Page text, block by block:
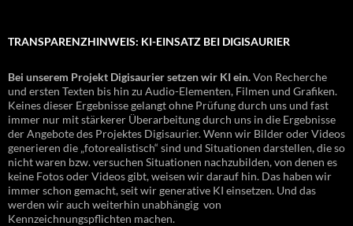
TRANSPARENZHINWEIS: KI-EINSATZ BEI DIGISAURIER
Bei unserem Projekt Digisaurier setzen wir KI ein.Von Recherche
und ersten Texten bis hin zu Audio-Elementen, Filmen und Grafiken.
Keines dieser Ergebnisse gelangt ohne Prüfung durch uns und fast
immer nur mit stärkerer Überarbeitung durch uns in die Ergebnisse
der Angebote des Projektes Digisaurier. Wenn wir Bilder oder Videos
generieren die „fotorealistisch“ sind und Situationen darstellen, die so
nicht waren bzw. versuchen Situationen nachzubilden, von denen es
keine Fotos oder Videos gibt, weisen wir darauf hin. Das haben wir
immer schon gemacht, seit wir generative KI einsetzen. Und das
werden wir auch weiterhin unabhängig von
Kennzeichnungspflichten machen.